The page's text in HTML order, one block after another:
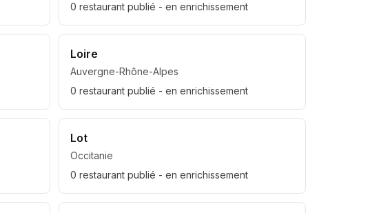
0 restaurant publié - en enrichissement
Loire
Auvergne-Rhône-Alpes
0 restaurant publié - en enrichissement
Lot
Occitanie
0 restaurant publié - en enrichissement